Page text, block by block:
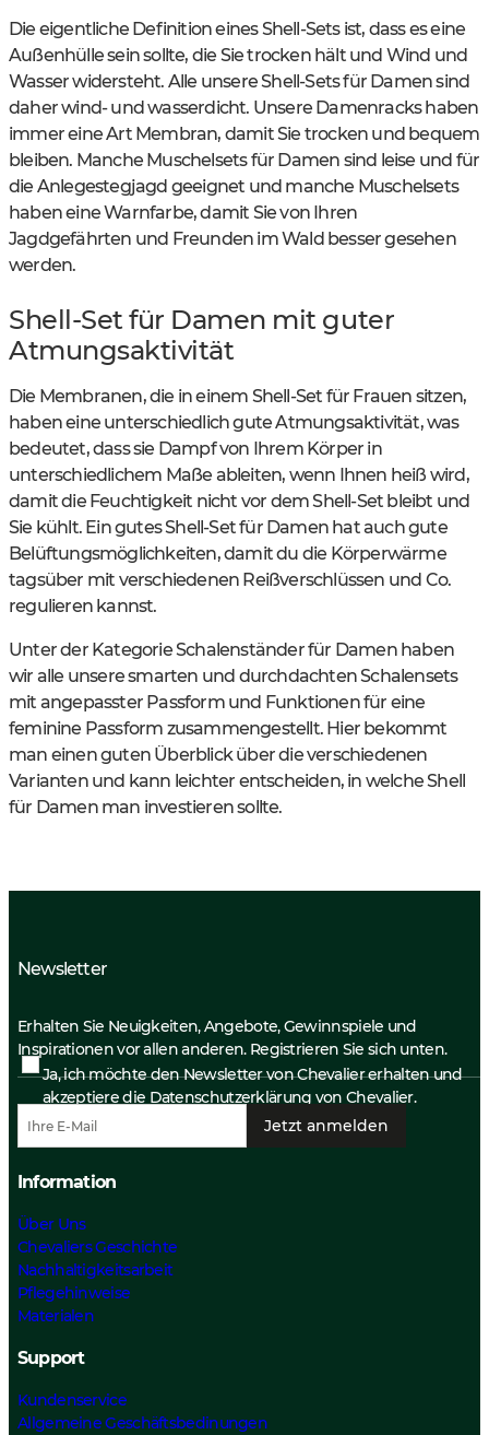
Die eigentliche Definition eines Shell-Sets ist, dass es eine
Außenhülle sein sollte, die Sie trocken hält und Wind und
Wasser widersteht. Alle unsere Shell-Sets für Damen sind
daher wind- und wasserdicht. Unsere Damenracks haben
immer eine Art Membran, damit Sie trocken und bequem
bleiben. Manche Muschelsets für Damen sind leise und für
die Anlegestegjagd geeignet und manche Muschelsets
haben eine Warnfarbe, damit Sie von Ihren
Jagdgefährten und Freunden im Wald besser gesehen
werden.
Shell-Set für Damen mit guter
Atmungsaktivität
Die Membranen, die in einem Shell-Set für Frauen sitzen,
haben eine unterschiedlich gute Atmungsaktivität, was
bedeutet, dass sie Dampf von Ihrem Körper in
unterschiedlichem Maße ableiten, wenn Ihnen heiß wird,
damit die Feuchtigkeit nicht vor dem Shell-Set bleibt und
Sie kühlt. Ein gutes Shell-Set für Damen hat auch gute
Belüftungsmöglichkeiten, damit du die Körperwärme
tagsüber mit verschiedenen Reißverschlüssen und Co.
regulieren kannst.
Unter der Kategorie Schalenständer für Damen haben
wir alle unsere smarten und durchdachten Schalensets
mit angepasster Passform und Funktionen für eine
feminine Passform zusammengestellt. Hier bekommt
man einen guten Überblick über die verschiedenen
Varianten und kann leichter entscheiden, in welche Shell
für Damen man investieren sollte.
Newsletter
Erhalten Sie Neuigkeiten, Angebote, Gewinnspiele und
Inspirationen vor allen anderen. Registrieren Sie sich unten.
Ja, ich möchte den Newsletter von Chevalier erhalten und
akzeptiere die Datenschutzerklärung von Chevalier.
Jetzt anmelden
Information
Über Uns
Chevaliers Geschichte
Nachhaltigkeitsarbeit
Pflegehinweise
Materialen
Support
Kundenservice
Allgemeine Geschäftsbedinungen